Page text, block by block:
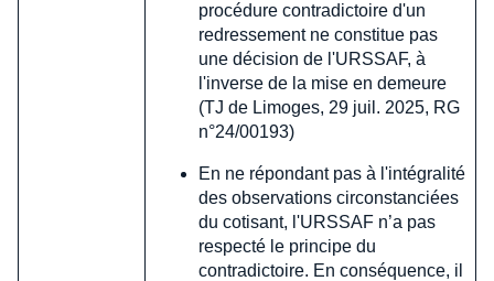
procédure contradictoire d'un
redressement ne constitue pas
une décision de l'URSSAF, à
l'inverse de la mise en demeure
(TJ de Limoges, 29 juil. 2025, RG
n°24/00193)
En ne répondant pas à l'intégralité
des observations circonstanciées
du cotisant, l'URSSAF n’a pas
respecté le principe du
contradictoire. En conséquence, il